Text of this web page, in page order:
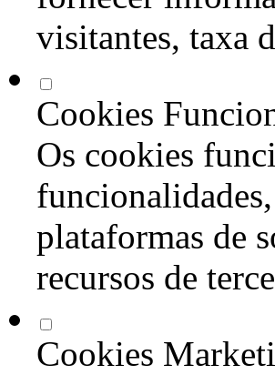
visitantes, taxa
Cookies
Os cookies
plataformas de
recursos de
Cookies